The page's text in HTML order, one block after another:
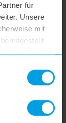
für
Unsere
mit
SUCHE